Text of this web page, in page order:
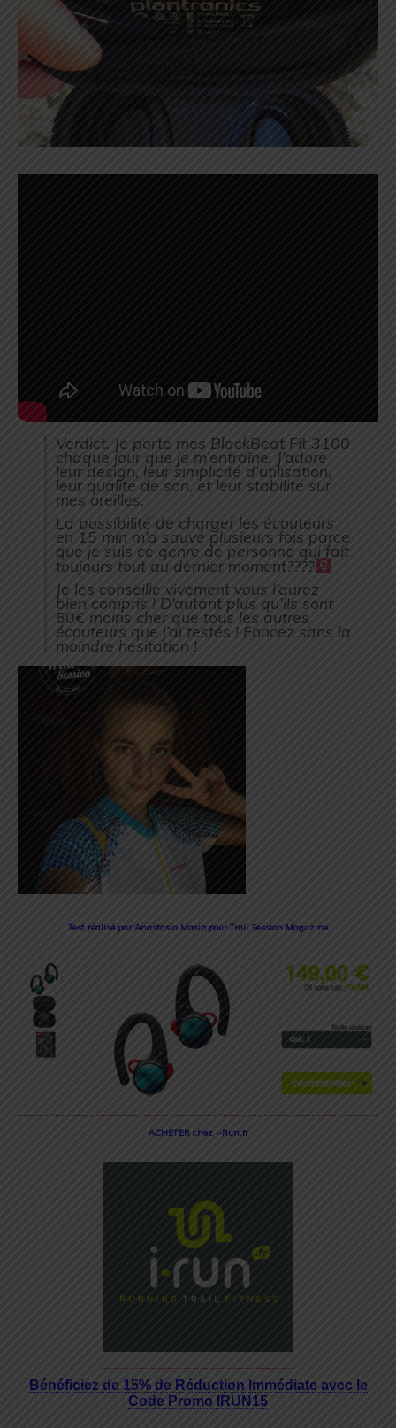
Verdict. Je porte mes BlackBeat Fit 3100
chaque jour que je m’entraîne. J’adore
leur design, leur simplicité d’utilisation,
leur qualité de son, et leur stabilité sur
mes oreilles.
La possibilité de charger les écouteurs
en 15 min m’a sauvé plusieurs fois parce
que je suis ce genre de personne qui fait
toujours tout au dernier moment????‍
Je les conseille vivement vous l’aurez
bien compris ! D’autant plus qu’ils sont
50€ moins cher que tous les autres
écouteurs que j’ai testés ! Foncez sans la
moindre hésitation !
Test réalisé par Anastasia Masip pour Trail Session Magazine
ACHETER chez i-Run.fr
Bénéficiez de 15% de Réduction Immédiate avec le
Code Promo IRUN15